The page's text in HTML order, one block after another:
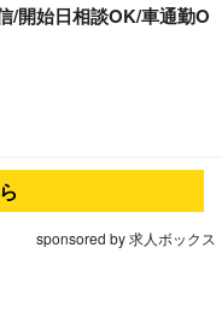
/開始日相談OK/車通勤O
sponsored by 求人ボックス